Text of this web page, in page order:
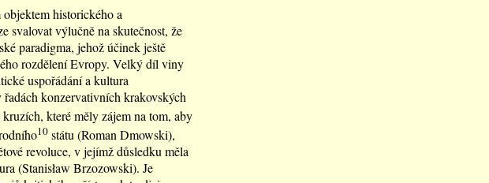
historického a
svalovat výlučně na skutečnost, že
paradigma, jehož účinek ještě
rozdělení Evropy. Velký díl viny
uspořádání a kultura
konzervativních krakovských
které měly zájem na tom, aby
10státu (Roman Dmowski),
revoluce, v jejímž důsledku měla
(Stanisław Brzozowski). Je